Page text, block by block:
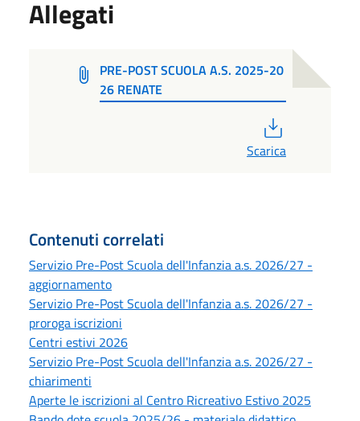
Allegati
PRE-POST SCUOLA A.S. 2025-20
26 RENATE
Scarica
Contenuti correlati
Servizio Pre-Post Scuola dell'Infanzia a.s. 2026/27 -
aggiornamento
Servizio Pre-Post Scuola dell'Infanzia a.s. 2026/27 -
proroga iscrizioni
Centri estivi 2026
Servizio Pre-Post Scuola dell'Infanzia a.s. 2026/27 -
chiarimenti
Aperte le iscrizioni al Centro Ricreativo Estivo 2025